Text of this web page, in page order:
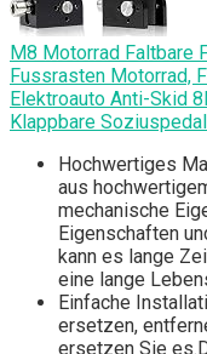
M8 Motorrad Faltbare
Fussrasten Motorrad,
Elektroauto Anti-Skid
Klappbare
Hochwertiges
aus
mechanische
Eigenschaften
kann es lange
eine lange
Einfache
ersetzen,
ersetzen Sie